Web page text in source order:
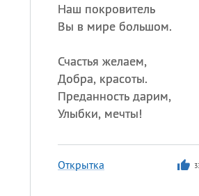
Наш покровитель
Вы в мире большом.
Счастья желаем,
Добра, красоты.
Преданность дарим,
Улыбки, мечты!
Открытка